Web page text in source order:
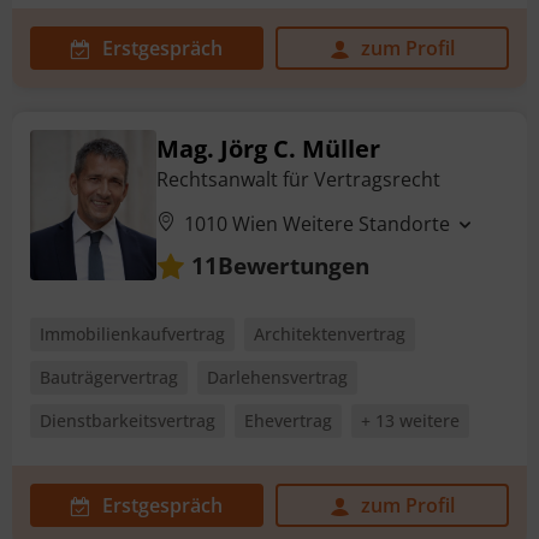
Erstgespräch zum Profil
Mag. Jörg C. Müller
Rechtsanwalt für Vertragsrecht
1010 Wien Weitere Standorte
11Bewertungen
Immobilienkaufvertrag
Architektenvertrag
Bauträgervertrag
Darlehensvertrag
Dienstbarkeitsvertrag
Ehevertrag + 13 weitere
Erstgespräch zum Profil